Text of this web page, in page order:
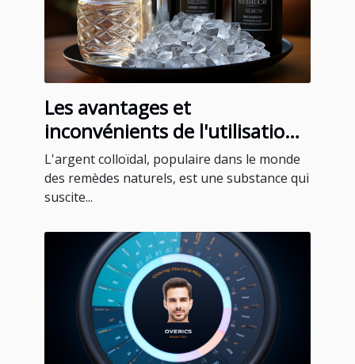
Les avantages et
inconvénients de l'utilisation
de l'argent colloïdal
L'argent colloïdal, populaire dans le monde
des remèdes naturels, est une substance qui
suscite...